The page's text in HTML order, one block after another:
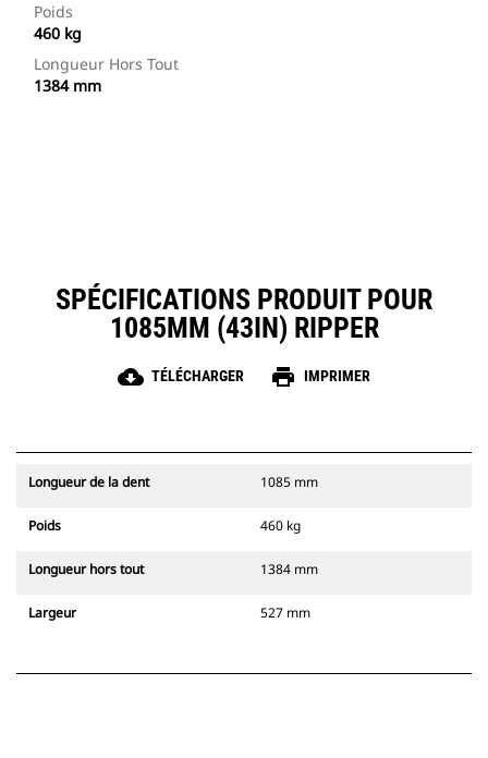
Poids
460 kg
Longueur Hors Tout
1384 mm
SPÉCIFICATIONS PRODUIT POUR
1085MM (43IN) RIPPER
cloud_download TÉLÉCHARGER print IMPRIMER
Longueur de la dent 1085 mm
Poids 460 kg
Longueur hors tout 1384 mm
Largeur 527 mm